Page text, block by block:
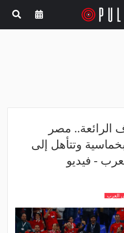
الرائعة.. مصر
وتتأهل إلى
- فيديو
العرب